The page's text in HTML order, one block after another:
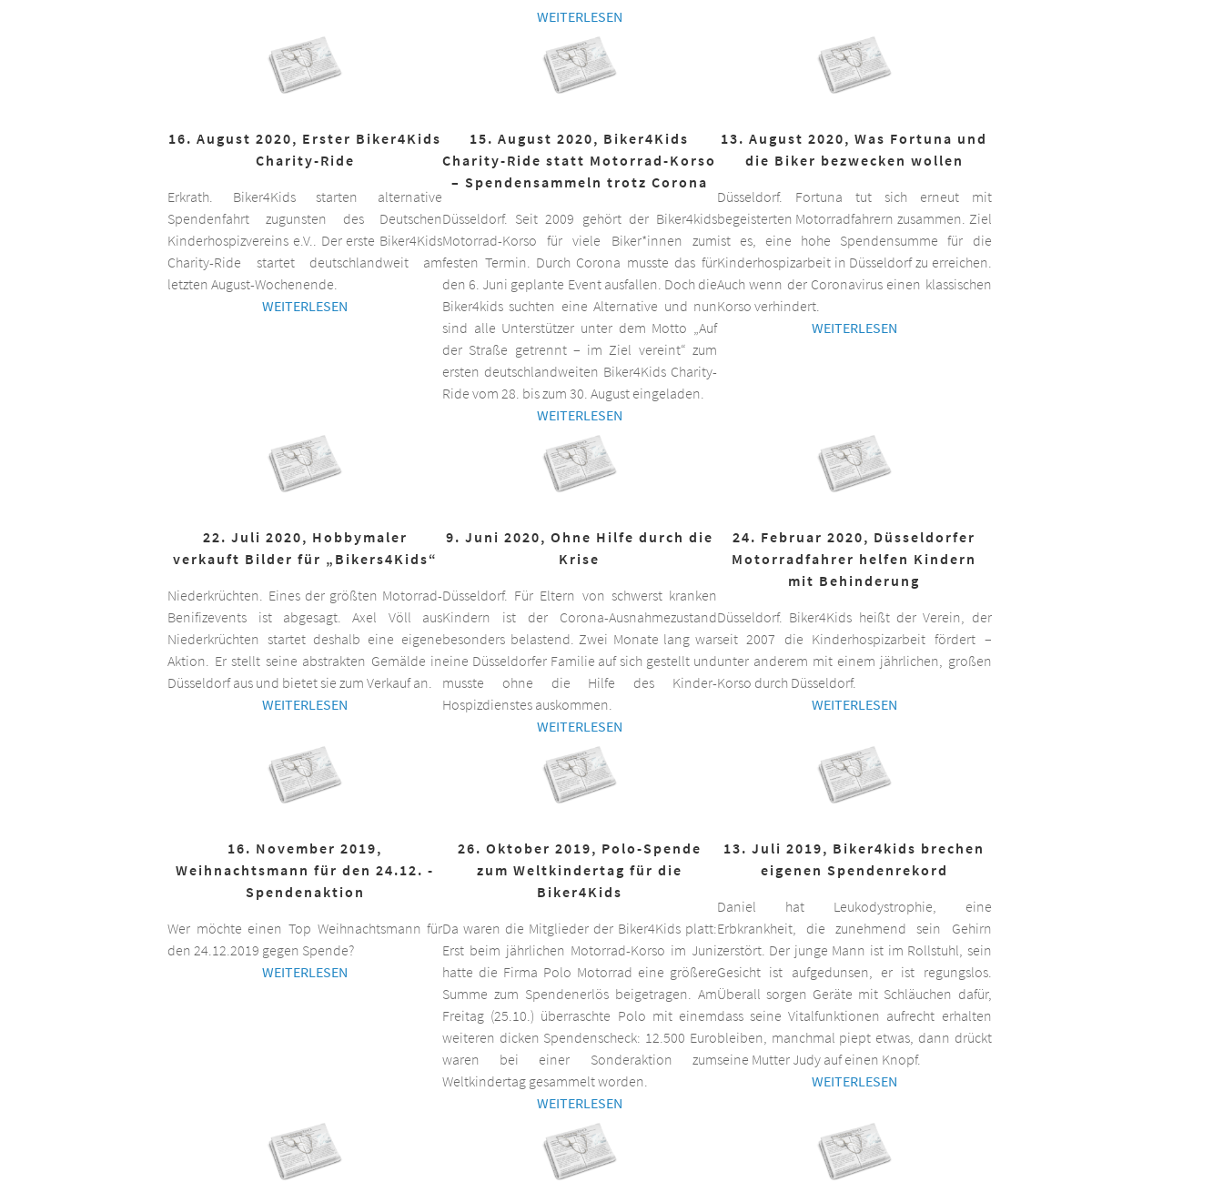
WEITERLESEN
16. August 2020, Erster Biker4Kids
Charity-Ride
Erkrath. Biker4Kids starten alternative
Spendenfahrt zugunsten des Deutschen
Kinderhospizvereins e.V.. Der erste Biker4Kids
Charity-Ride startet deutschlandweit am
letzten August-Wochenende.
WEITERLESEN
15. August 2020, Biker4Kids
Charity-Ride statt Motorrad-Korso
– Spendensammeln trotz Corona
Düsseldorf. Seit 2009 gehört der Biker4kids
Motorrad-Korso für viele Biker*innen zum
festen Termin. Durch Corona musste das für
den 6. Juni geplante Event ausfallen. Doch die
Biker4kids suchten eine Alternative und nun
sind alle Unterstützer unter dem Motto „Auf
der Straße getrennt – im Ziel vereint“ zum
ersten deutschlandweiten Biker4Kids Charity-
Ride vom 28. bis zum 30. August eingeladen.
WEITERLESEN
13. August 2020, Was Fortuna und
die Biker bezwecken wollen
Düsseldorf. Fortuna tut sich erneut mit
begeisterten Motorradfahrern zusammen. Ziel
ist es, eine hohe Spendensumme für die
Kinderhospizarbeit in Düsseldorf zu erreichen.
Auch wenn der Coronavirus einen klassischen
Korso verhindert.
WEITERLESEN
22. Juli 2020, Hobbymaler
verkauft Bilder für „Bikers4Kids“
Niederkrüchten. Eines der größten Motorrad-
Benifizevents ist abgesagt. Axel Völl aus
Niederkrüchten startet deshalb eine eigene
Aktion. Er stellt seine abstrakten Gemälde in
Düsseldorf aus und bietet sie zum Verkauf an.
WEITERLESEN
9. Juni 2020, Ohne Hilfe durch die
Krise
Düsseldorf. Für Eltern von schwerst kranken
Kindern ist der Corona-Ausnahmezustand
besonders belastend. Zwei Monate lang war
eine Düsseldorfer Familie auf sich gestellt und
musste ohne die Hilfe des Kinder-
Hospizdienstes auskommen.
WEITERLESEN
24. Februar 2020, Düsseldorfer
Motorradfahrer helfen Kindern
mit Behinderung
Düsseldorf. Biker4Kids heißt der Verein, der
seit 2007 die Kinderhospizarbeit fördert –
unter anderem mit einem jährlichen, großen
Korso durch Düsseldorf.
WEITERLESEN
16. November 2019,
Weihnachtsmann für den 24.12. -
Spendenaktion
Wer möchte einen Top Weihnachtsmann für
den 24.12.2019 gegen Spende?
WEITERLESEN
26. Oktober 2019, Polo-Spende
zum Weltkindertag für die
Biker4Kids
Da waren die Mitglieder der Biker4Kids platt:
Erst beim jährlichen Motorrad-Korso im Juni
hatte die Firma Polo Motorrad eine größere
Summe zum Spendenerlös beigetragen. Am
Freitag (25.10.) überraschte Polo mit einem
weiteren dicken Spendenscheck: 12.500 Euro
waren bei einer Sonderaktion zum
Weltkindertag gesammelt worden.
WEITERLESEN
13. Juli 2019, Biker4kids brechen
eigenen Spendenrekord
Daniel hat Leukodystrophie, eine
Erbkrankheit, die zunehmend sein Gehirn
zerstört. Der junge Mann ist im Rollstuhl, sein
Gesicht ist aufgedunsen, er ist regungslos.
Überall sorgen Geräte mit Schläuchen dafür,
dass seine Vitalfunktionen aufrecht erhalten
bleiben, manchmal piept etwas, dann drückt
seine Mutter Judy auf einen Knopf.
WEITERLESEN